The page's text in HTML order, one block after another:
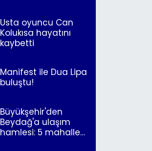
Usta oyuncu Can
Kolukısa hayatını
kaybetti
Manifest ile Dua Lipa
buluştu!
Büyükşehir'den
Beydağ'a ulaşım
hamlesi: 5 mahalle